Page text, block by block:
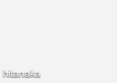
hitanaka